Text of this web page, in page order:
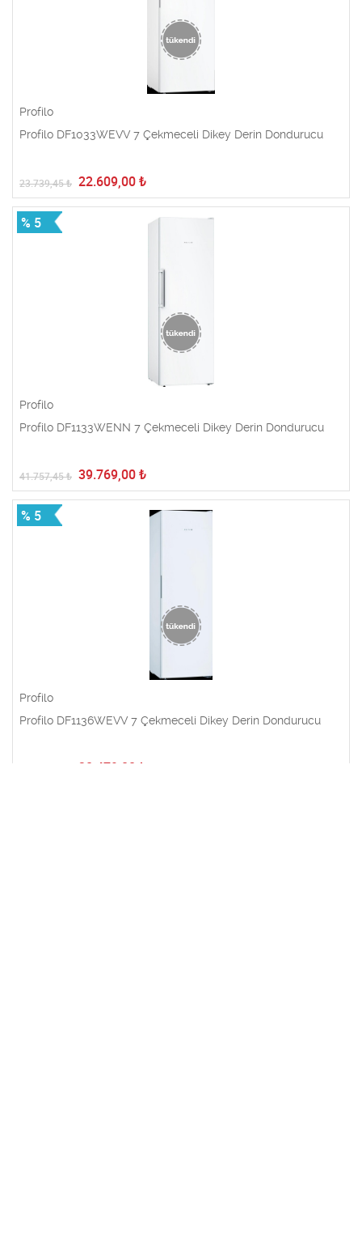
Profilo
Profilo DF1033WEVV 7 Çekmeceli Dikey Derin Dondurucu
23.739,45₺ 22.609,00 ₺
% 5
Profilo
Profilo DF1133WENN 7 Çekmeceli Dikey Derin Dondurucu
41.757,45₺ 39.769,00 ₺
% 5
Profilo
Profilo DF1136WEVV 7 Çekmeceli Dikey Derin Dondurucu
30.479,00 ₺